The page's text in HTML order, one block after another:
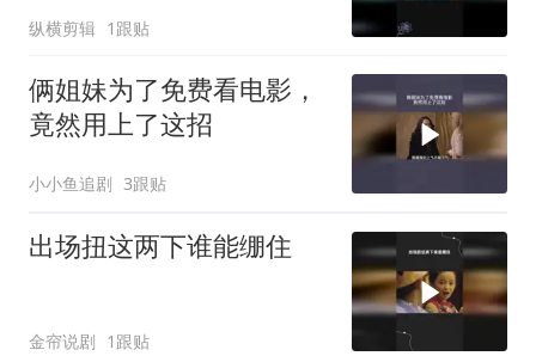
纵横剪辑 1跟贴
俩姐妹为了免费看电影，
竟然用上了这招
小小鱼追剧 3跟贴
出场扭这两下谁能绷住
金帘说剧 1跟贴